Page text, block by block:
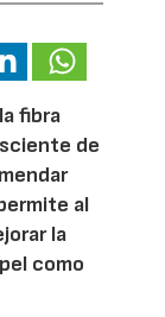
fibra
de
al
la
como